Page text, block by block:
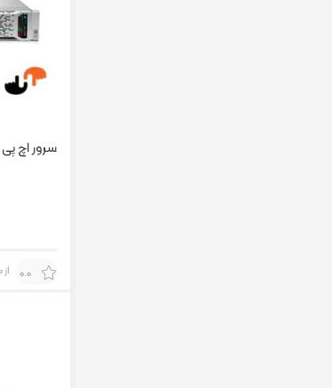
سرور اچ پی HP G9 DL560
0.0 از 0 رای